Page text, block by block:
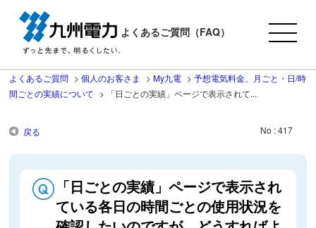
よくあるご質問（FAQ）
よくあるご質問 >個人のお客さま >My九電 >予想電気料金、月ごと・日/時
間ごとの実績について > 「日ごとの実績」ページで表示されて...
戻る No : 417
「日ごとの実績」ページで表示され
ている各日の時間ごとの使用状況を